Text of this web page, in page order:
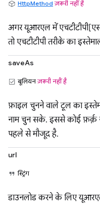
HttpMethod ज़रूरी नहीं है
अगर यूआरएल में
तो एचटीटीपी तरीके का
saveAs
बूलियनज़रूरी नहीं है
फ़ाइल चुनने वाले टूल का
नाम चुन सके. इससे कोई फ़र्क़
पहले से मौजूद है.
url
स्ट्रिंग
डाउनलोड करने के लिए